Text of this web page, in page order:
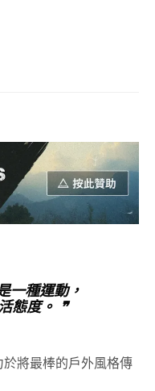
一種運動，
態度。 ❞
將最棒的戶外風格傳